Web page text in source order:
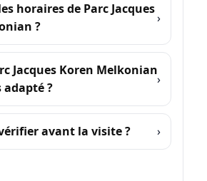
horaires de Parc Jacques
?
Jacques Koren Melkonian
adapté ?
avant la visite ?